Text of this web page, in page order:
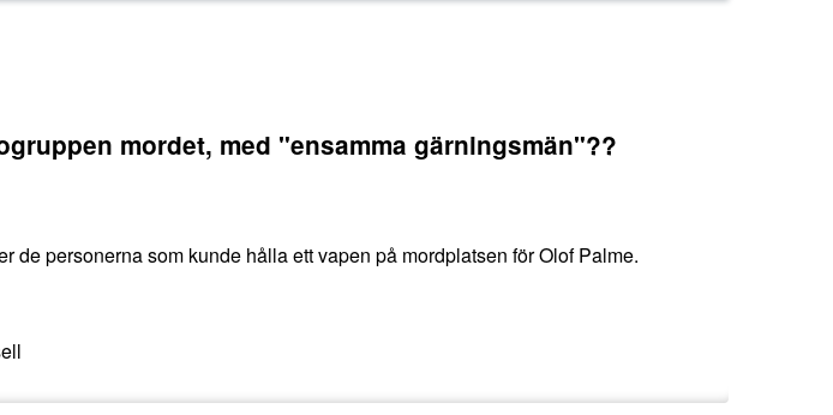
mordet, med "ensamma gärningsmän"??
personerna som kunde hålla ett vapen på mordplatsen för Olof Palme.